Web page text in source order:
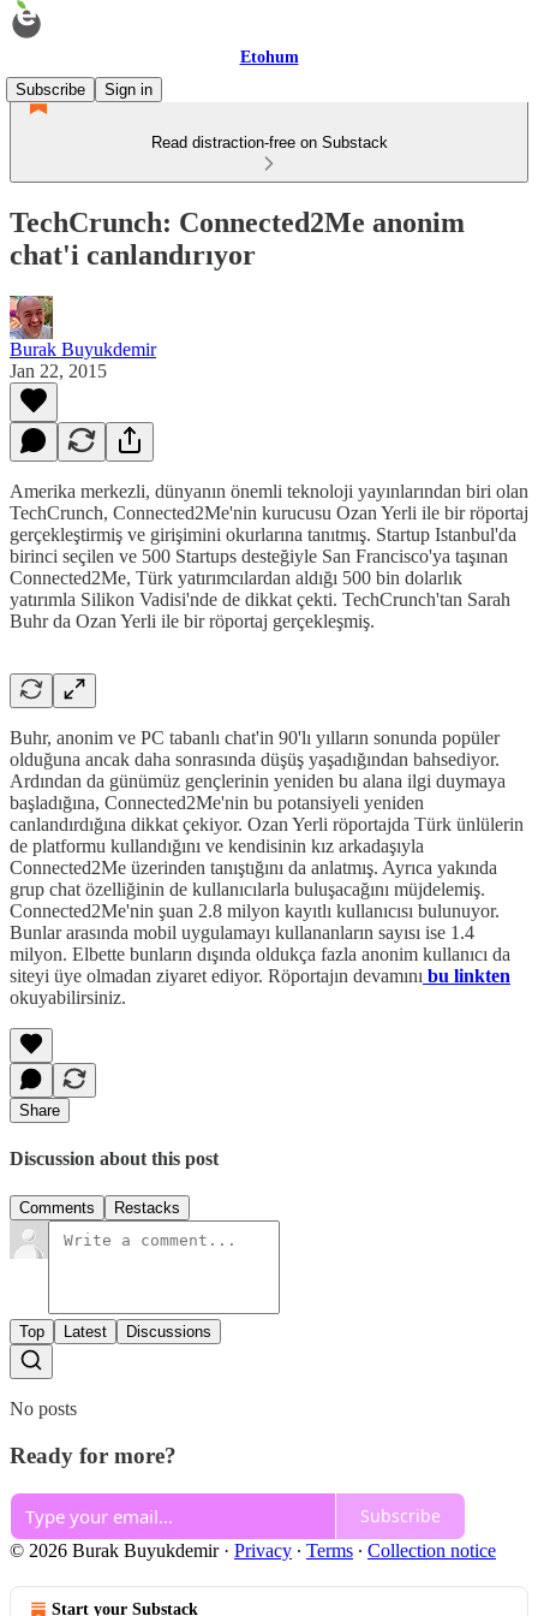
Etohum
Subscribe
Sign in
Read distraction-free on Substack
TechCrunch: Connected2Me anonim
chat'i canlandırıyor
Burak Buyukdemir
Jan 22, 2015
Amerika merkezli, dünyanın önemli teknoloji yayınlarından biri olan
TechCrunch, Connected2Me'nin kurucusu Ozan Yerli ile bir röportaj
gerçekleştirmiş ve girişimini okurlarına tanıtmış. Startup Istanbul'da
birinci seçilen ve 500 Startups desteğiyle San Francisco'ya taşınan
Connected2Me, Türk yatırımcılardan aldığı 500 bin dolarlık
yatırımla Silikon Vadisi'nde de dikkat çekti. TechCrunch'tan Sarah
Buhr da Ozan Yerli ile bir röportaj gerçekleşmiş.
Buhr, anonim ve PC tabanlı chat'in 90'lı yılların sonunda popüler
olduğuna ancak daha sonrasında düşüş yaşadığından bahsediyor.
Ardından da günümüz gençlerinin yeniden bu alana ilgi duymaya
başladığına, Connected2Me'nin bu potansiyeli yeniden
canlandırdığına dikkat çekiyor. Ozan Yerli röportajda Türk ünlülerin
de platformu kullandığını ve kendisinin kız arkadaşıyla
Connected2Me üzerinden tanıştığını da anlatmış. Ayrıca yakında
grup chat özelliğinin de kullanıcılarla buluşacağını müjdelemiş.
Connected2Me'nin şuan 2.8 milyon kayıtlı kullanıcısı bulunuyor.
Bunlar arasında mobil uygulamayı kullananların sayısı ise 1.4
milyon. Elbette bunların dışında oldukça fazla anonim kullanıcı da
siteyi üye olmadan ziyaret ediyor. Röportajın devamını bu linkten
okuyabilirsiniz.
Share
Discussion about this post
Comments Restacks
Top Latest Discussions
No posts
Ready for more?
Subscribe
© 2026 Burak Buyukdemir· Privacy ∙ Terms ∙ Collection notice
Start your Substack